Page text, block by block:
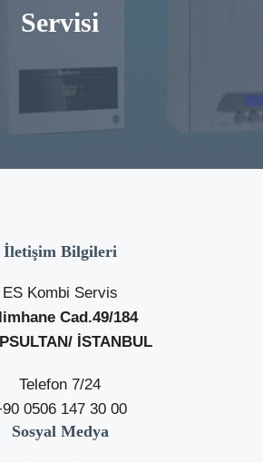
Servisi
İletişim Bilgileri
ES Kombi Servis
Cad.49/184
İSTANBUL
Telefon 7/24
0506 147 30 00
Sosyal Medya